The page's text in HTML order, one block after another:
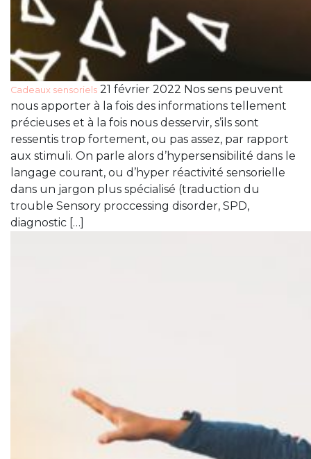
Cadeaux sensoriels 21 février 2022 Nos sens peuvent
nous apporter à la fois des informations tellement
précieuses et à la fois nous desservir, s’ils sont
ressentis trop fortement, ou pas assez, par rapport
aux stimuli. On parle alors d’hypersensibilité dans le
langage courant, ou d’hyper réactivité sensorielle
dans un jargon plus spécialisé (traduction du
trouble Sensory proccessing disorder, SPD,
diagnostic […]